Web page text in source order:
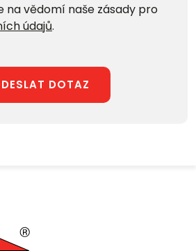
na vědomí naše zásady pro
údajů.
DOTAZ